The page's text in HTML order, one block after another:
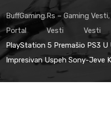
BuffGaming.rs – Gaming
Portal
Vesti Vesti
PlayStation 5 Premašio PS3
Impresivan Uspeh Sony-Jeve